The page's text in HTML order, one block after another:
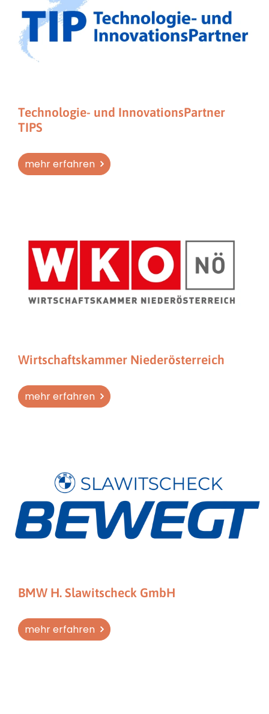
Technologie- und InnovationsPartner
TIPS
mehr erfahren
Wirtschaftskammer Niederösterreich
mehr erfahren
BMW H. Slawitscheck GmbH
mehr erfahren